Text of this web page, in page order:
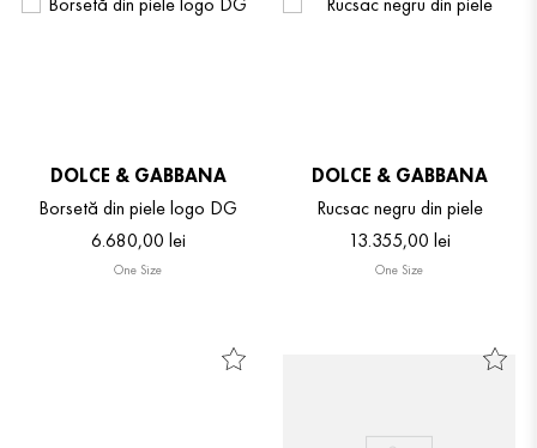
DOLCE & GABBANA
Borsetă din piele logo DG
6.680,00 lei
One Size
DOLCE & GABBANA
Rucsac negru din piele
13.355,00 lei
One Size